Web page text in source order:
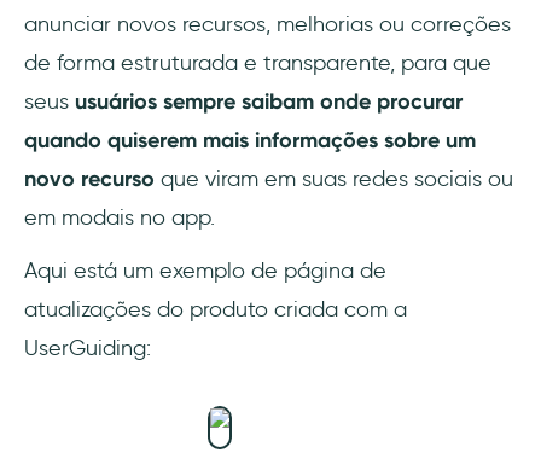
anunciar novos recursos, melhorias ou correções
de forma estruturada e transparente, para que
seus usuários sempre saibam onde procurar
quando quiserem mais informações sobre um
novo recurso que viram em suas redes sociais ou
em modais no app.
Aqui está um exemplo de página de
atualizações do produto criada com a
UserGuiding: